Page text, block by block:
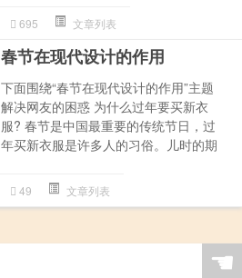
695 文章列表
春节在现代设计的作用
下面围绕“春节在现代设计的作用”主题
解决网友的困惑 为什么过年要买新衣
服? 春节是中国最重要的传统节日，过
年买新衣服是许多人的习俗。儿时的期
49 文章列表
☚